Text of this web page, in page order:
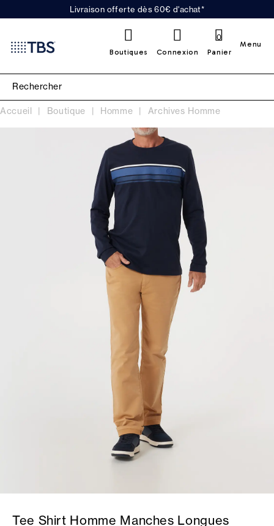
Livraison offerte dès 60€ d'achat*
Boutiques Connexion Panier
0
Menu
Accueil Boutique Homme Archives Homme
Tee Shirt Homme Manches Longues